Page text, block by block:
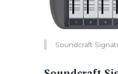
Soundcraft